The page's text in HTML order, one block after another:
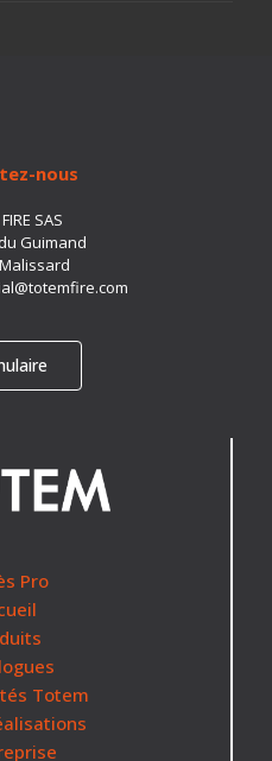
nous
SAS
Guimand
Pro
Totem